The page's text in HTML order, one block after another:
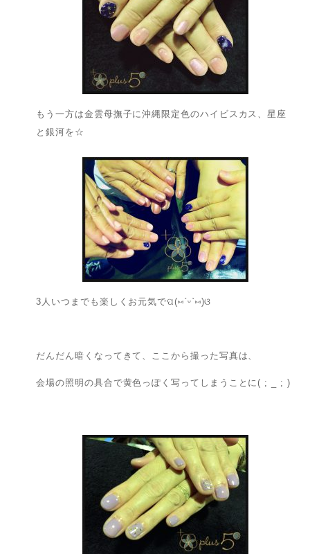
もう一方は金雲母撫子に沖縄限定色のハイビスカス、星座
と銀河を☆
3人いつまでも楽しくお元気でପ(⑅ˊᵕˋ⑅)ଓ
だんだん暗くなってきて、ここから撮った写真は、
会場の照明の具合で黄色っぽく写ってしまうことに( ; _ ; )